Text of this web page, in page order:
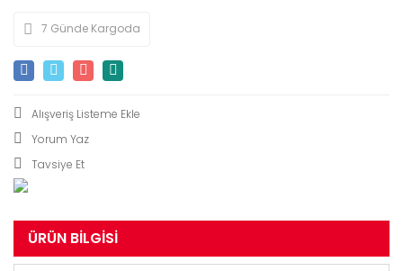
7 Günde Kargoda
Yorum Yaz
Tavsiye Et
ÜRÜN BILGISI